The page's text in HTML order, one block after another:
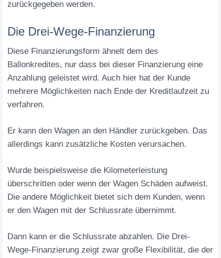
zurückgegeben werden.
Die Drei-Wege-Finanzierung
Diese Finanzierungsform ähnelt dem des
Ballonkredites, nur dass bei dieser Finanzierung eine
Anzahlung geleistet wird. Auch hier hat der Kunde
mehrere Möglichkeiten nach Ende der Kreditlaufzeit zu
verfahren.
Er kann den Wagen an den Händler zurückgeben. Das
allerdings kann zusätzliche Kosten verursachen.
Wurde beispielsweise die Kilometerleistung
überschritten oder wenn der Wagen Schäden aufweist.
Die andere Möglichkeit bietet sich dem Kunden, wenn
er den Wagen mit der Schlussrate übernimmt.
Dann kann er die Schlussrate abzahlen. Die Drei-
Wege-Finanzierung zeigt zwar große Flexibilität, die der